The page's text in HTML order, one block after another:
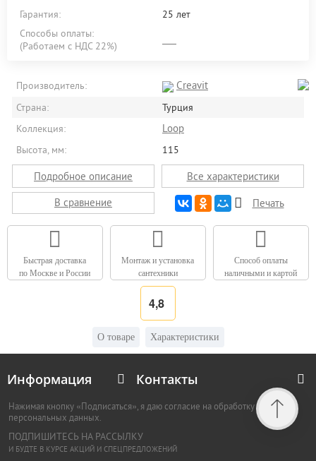
Гарантия:
25 лет
Способы оплаты:
(Работаем с НДС 22%)
Производитель: Creavit
Страна:
Турция
Коллекция:
Loop
Высота, мм: 115
Подробное описание
Все характеристики
В сравнение
Печать
Быстрая доставка
по Москве и России
Монтаж и установка
сантехники
Способ оплаты
наличными и картой
4,8
О товаре Характеристики
Информация Контакты
Нажимая кнопку «Подписаться», я даю согласие на обработку
персональных данных.
ПОДПИШИТЕСЬ НА РАССЫЛКУ
И БУДТЕ В КУРСЕ АКЦИЙ И СПЕЦПРЕДЛОЖЕНИЙ